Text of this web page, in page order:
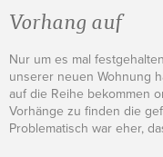
Vorhang auf
Nur um es mal
unserer neuen Wohnung
auf die Reihe bekommen
Vorhänge zu finden die
Problematisch war eher,